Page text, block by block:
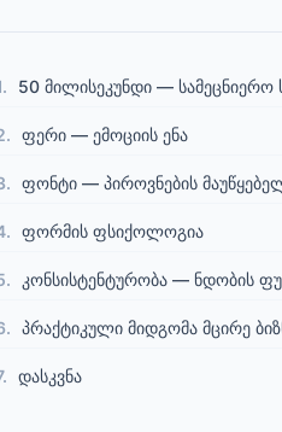
50 მილისეკუნდი — სამეცნიერო
ფერი — ემოციის ენა
ფონტი — პიროვნების
ფორმის ფსიქოლოგია
კონსისტენტურობა — ნდობის
პრაქტიკული მიდგომა მცირე
დასკვნა